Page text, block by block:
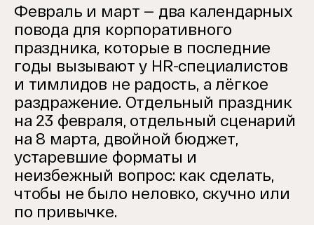
Февраль и март — два календарных
повода для корпоративного
праздника, которые в последние
годы вызывают у HR-специалистов
и тимлидов не радость, а лёгкое
раздражение. Отдельный праздник
на 23 февраля, отдельный сценарий
на 8 марта, двойной бюджет,
устаревшие форматы и
неизбежный вопрос: как сделать,
чтобы не было неловко, скучно или
по привычке.